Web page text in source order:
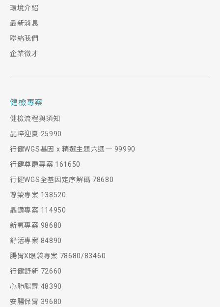
環境介紹
最新消息
聯絡我們
企業徵才
健檢專案
健檢流程與須知
晶粹迎夏 25990
行健WGS基因 x 精選主題六選一 99990
行健尊爵專案 161650
行健WGS全基因定序解碼 78680
尊榮專案 138520
晶鑽專案 114950
新氧專案 98680
舒活專案 84890
腸胃X眼袋專案 78680/83460
行健舒新 72660
心肺腸胃 48390
安腸保胃 39680